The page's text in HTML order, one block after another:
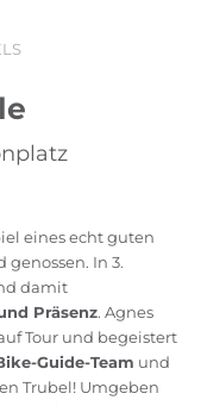
eines echt guten
In 3.
damit
Präsenz. Agnes
Tour und begeistert
Guide-Team und
Trubel! Umgeben